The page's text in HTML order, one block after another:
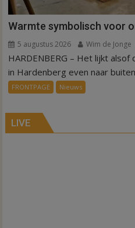
Warmte symbolisch voor
5 augustus 2026 Wim de Jonge
HARDENBERG – Het lijkt
in Hardenberg even naar
FRONTPAGE Nieuws
LIVE